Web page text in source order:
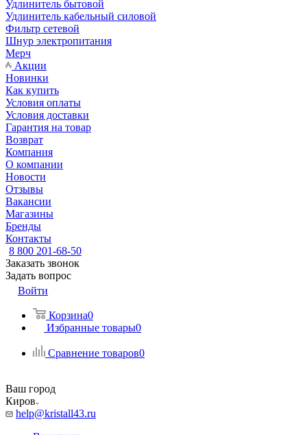
Удлинитель бытовой
Удлинитель кабельный силовой
Фильтр сетевой
Шнур электропитания
Мерч
Акции
Новинки
Как купить
Условия оплаты
Условия доставки
Гарантия на товар
Возврат
Компания
О компании
Новости
Отзывы
Вакансии
Магазины
Бренды
Контакты
8 800 201-68-50
Заказать звонок
Задать вопрос
Войти
Корзина0
Избранные товары0
Сравнение товаров0
Ваш город
Киров
help@kristall43.ru